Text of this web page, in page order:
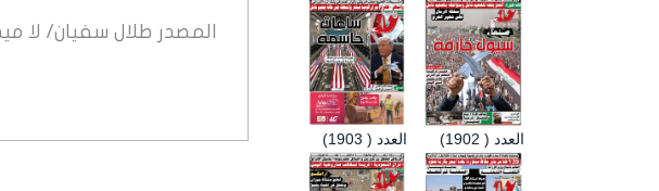
المصدر طلال سفيان/ لا
العدد ( 1903) العدد ( 1902)